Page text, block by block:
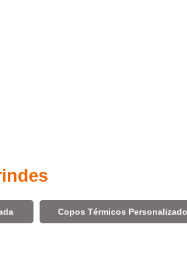
Copos Térmicos